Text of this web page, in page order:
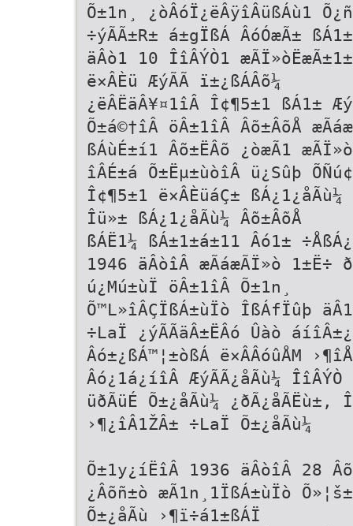
Õ±1n¸ ¿òÂóÏ¿ëÂÿîÂüßÁù1
÷ýÃÃ±R± á±gÏßÁ ÂóÓæÃ±
äÂò1 10 ÎîÂÝÒ1
ë×ÂÈü ÆýÃÃ ï±¿ßÁÂõ¼
¿ëÂËäÂ¥¤1îÂ Î¢¶5±1 ßÁ1±
Õ±á©†îÂ öÂ±1îÂ Âõ±ÂõÅ
ßÁùÉ±í1 Âõ±ËÂõ ¿òæÃ1 æÃÏ»ò
îÂÉ±á Õ±Ëµ±ùòîÂ ü¿Sûþ
Î¢¶5±1 ë×ÂÈüáÇ±
Îü»± ßÁ¿1¿åÃù¼ Âõ±ÂõÅ
ßÁË1¼ ßÁ±1±á±11 Âó1±
1946 äÂòîÂ æÃáæÃÏ»ò 1±Ë÷
ú¿Mú±ùÏ öÂ±1îÂ Õ±1n¸
Õ™L»îÂÇÏßÁ±ùÏò ÎßÁfÏûþ
÷LaÏ ¿ýÃÃäÂ±ËÂó Ûàò
Âó±¿ßÁ™¦±òßÁ ë×ÂÂóûÅM
Âó¿1á¿íîÂ ÆýÃÃ¿åÃù¼ ÎîÂÝÒ
üðÃüÉ Õ±¿åÃù¼
›¶¿îÂ1ŽÂ± ÷LaÏ Õ±¿åÃù¼
Õ±1y¿íËîÂ 1936 äÂòîÂ 28
¿Âõñ±ò æÃ1n¸1ÏßÁ±ùÏò
Õ±¿åÃù ›¶ï÷á1±ßÁÏ